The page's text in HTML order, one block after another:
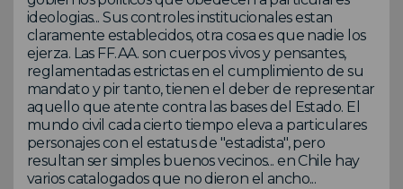
ideologias... Sus controles institucionales estan
claramente establecidos, otra cosa es que nadie los
ejerza. Las FF.AA. son cuerpos vivos y pensantes,
reglamentadas estrictas en el cumplimiento de su
mandato y pir tanto, tienen el deber de representar
aquello que atente contra las bases del Estado. El
mundo civil cada cierto tiempo eleva a particulares
personajes con el estatus de "estadista", pero
resultan ser simples buenos vecinos... en Chile hay
varios catalogados que no dieron el ancho...